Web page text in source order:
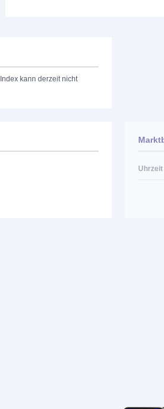
kann derzeit nicht
Uhrzeit